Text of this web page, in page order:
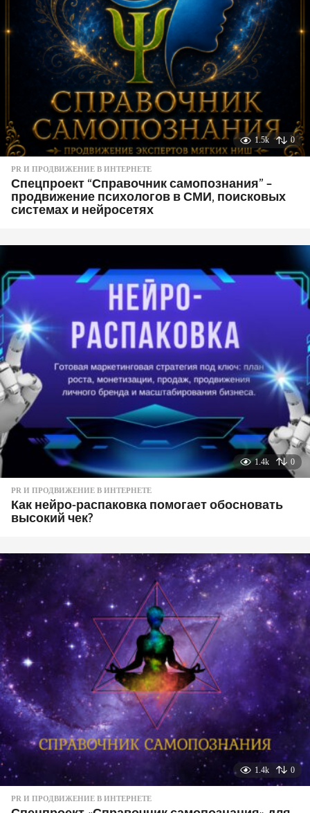
1.5k 0
PR И ПРОДВИЖЕНИЕ В ИНТЕРНЕТЕ
Спецпроект “Справочник самопознания” –
продвижение психологов в СМИ, поисковых
системах и нейросетях
1.4k 0
PR И ПРОДВИЖЕНИЕ В ИНТЕРНЕТЕ
Как нейро-распаковка помогает обосновать
высокий чек?
1.4k 0
PR И ПРОДВИЖЕНИЕ В ИНТЕРНЕТЕ